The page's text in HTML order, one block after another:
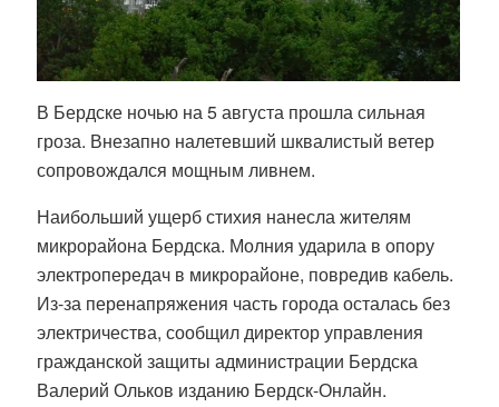
В Бердске ночью на 5 августа прошла сильная
гроза. Внезапно налетевший шквалистый ветер
сопровождался мощным ливнем.
Наибольший ущерб стихия нанесла жителям
микрорайона Бердска. Молния ударила в опору
электропередач в микрорайоне, повредив кабель.
Из-за перенапряжения часть города осталась без
электричества, сообщил директор управления
гражданской защиты администрации Бердска
Валерий Ольков изданию Бердск-Онлайн.